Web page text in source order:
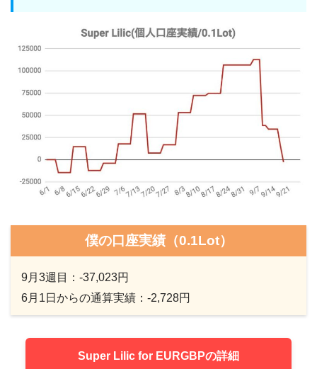
僕の口座実績（0.1Lot）
9月3週目：-37,023円
6月1日からの通算実績：-2,728円
Super Lilic for EURGBPの詳細